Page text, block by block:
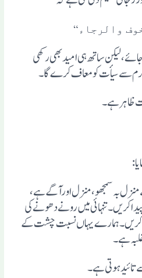
والرجاء“
لیکن ساتھ ہی امید بھی رکھی
سے سیأت کو معاف کرے گا۔
ظاہر ہے۔
بہ سمجھو، منزل اورآگے ہے،
کریں۔ تنہائی میں رونے دھونے کی
ہمارے یہاں نسبت چشت کے
ہے۔
ہوتی ہے۔